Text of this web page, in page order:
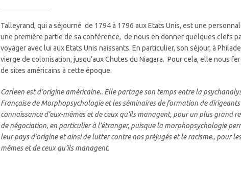
Talleyrand, qui a séjourné de 1794 à 1796 aux Etats Unis, est une
une première partie de sa conférence, de nous en donner quelques clefs
voyager avec lui aux Etats Unis naissants. En particulier, son séjour, à
vierge de colonisation, jusqu’aux Chutes du Niagara. Pour cela, elle nous
de sites américains à cette époque.
Carleen est d’origine américaine.. Elle partage son temps entre la
Française de Morphopsychologie et les séminaires de formation de
connaissance d’eux-mêmes et de ceux qu’ils managent, pour un plus grand
de négociation, en particulier à l’étranger, puisque la morphopsychologie
leur pays d’origine et ainsi de lutter contre nos préjugés et le racisme., pour
mêmes et de ceux qu’ils managent.